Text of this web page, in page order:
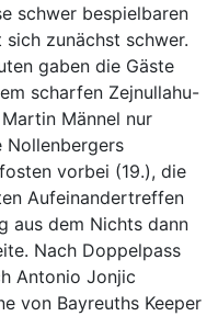
schwer bespielbaren
zunächst schwer.
gaben die Gäste
scharfen Zejnullahu-
Männel nur
Nollenbergers
vorbei (19.), die
Aufeinandertreffen
aus dem Nichts dann
Nach Doppelpass
Antonio Jonjic
von Bayreuths Keeper